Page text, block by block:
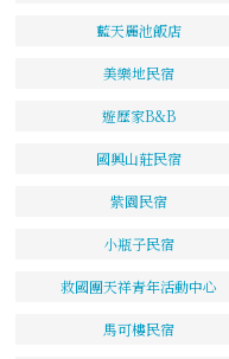
藍天麗池飯店
美樂地民宿
遊歷家B&B
國興山莊民宿
紫園民宿
小瓶子民宿
救國團天祥青年活動中心
馬可樓民宿